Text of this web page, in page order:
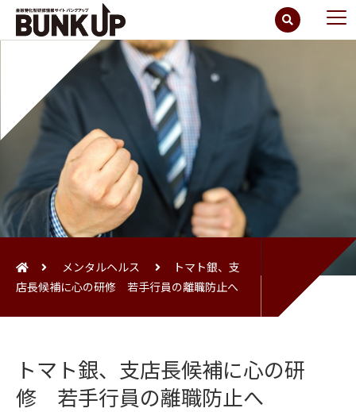
メンタルヘルス
トマト銀、支
店長候補に心の研修 若手行員の離職防止へ
トマト銀、支店長候補に心の研
修 若手行員の離職防止へ